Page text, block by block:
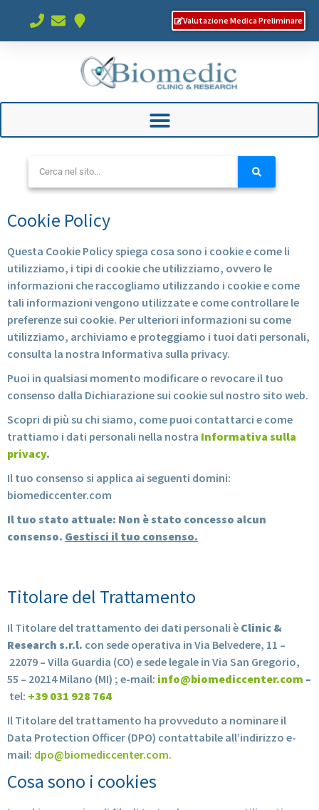
Valutazione Medica Preliminare
Cookie Policy
Questa Cookie Policy spiega cosa sono i cookie e come li
utilizziamo, i tipi di cookie che utilizziamo, ovvero le
informazioni che raccogliamo utilizzando i cookie e come
tali informazioni vengono utilizzate e come controllare le
preferenze sui cookie. Per ulteriori informazioni su come
utilizziamo, archiviamo e proteggiamo i tuoi dati personali,
consulta la nostra Informativa sulla privacy.
Puoi in qualsiasi momento modificare o revocare il tuo
consenso dalla Dichiarazione sui cookie sul nostro sito web.
Scopri di più su chi siamo, come puoi contattarci e come
trattiamo i dati personali nella nostra Informativa sulla
privacy.
Il tuo consenso si applica ai seguenti domini:
biomediccenter.com
Il tuo stato attuale: Non è stato concesso alcun
consenso. Gestisci il tuo consenso.
Titolare del Trattamento
Il Titolare del trattamento dei dati personali è Clinic &
Research s.r.l. con sede operativa in Via Belvedere, 11 –
22079 – Villa Guardia (CO) e sede legale in Via San Gregorio,
55 – 20214 Milano (MI) ; e-mail: info@biomediccenter.com –
tel: +39 031 928 764
Il Titolare del trattamento ha provveduto a nominare il
Data Protection Officer (DPO) contattabile all’indirizzo e-
mail: dpo@biomediccenter.com.
Cosa sono i cookies